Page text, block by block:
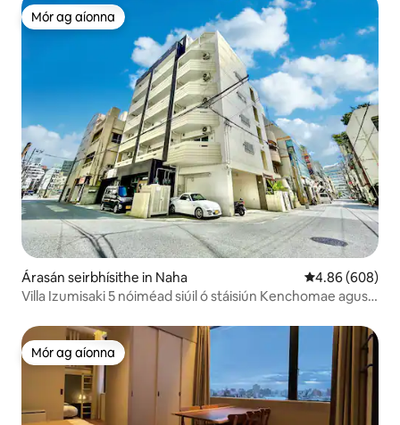
Mór ag aíonna
Mór ag aíonna
Árasán seirbhísithe in Naha Meánrátáil
4.86 (608)
Villa Izumisaki 5 nóiméad siúil ó stáisiún Kenchomae agus ó
Mór ag aíonna
Mór ag aíonna